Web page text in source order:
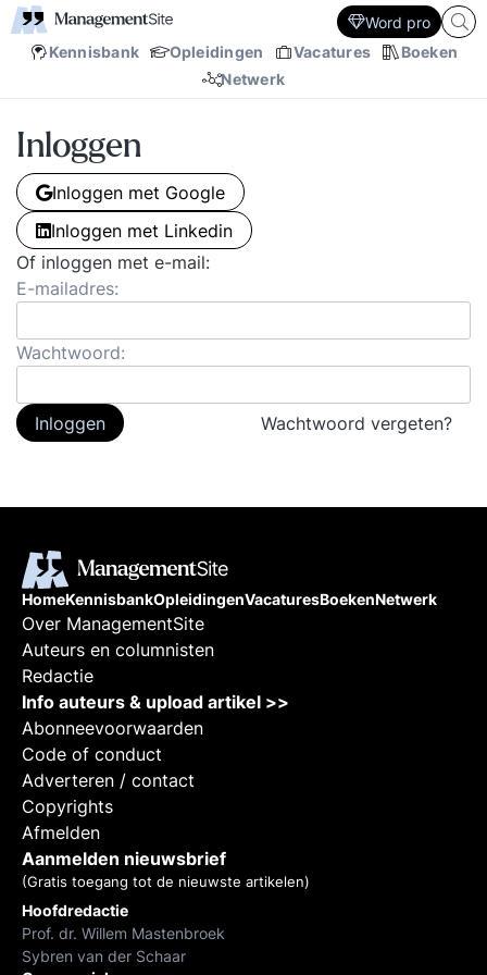
Kennisbank Opleidingen Vacatures
Boeken
Netwerk
Word pro
Inloggen
Inloggen met Google
Inloggen met Linkedin
Of inloggen met e-mail:
E-mailadres:
Wachtwoord:
Inloggen Wachtwoord vergeten?
HomeKennisbankOpleidingenVacaturesBoekenNetwerk
Over ManagementSite
Auteurs en columnisten
Redactie
Info auteurs & upload artikel >>
Abonneevoorwaarden
Code of conduct
Adverteren / contact
Copyrights
Afmelden
Aanmelden nieuwsbrief
(Gratis toegang tot de nieuwste artikelen)
Hoofdredactie
Prof. dr. Willem Mastenbroek
Sybren van der Schaar